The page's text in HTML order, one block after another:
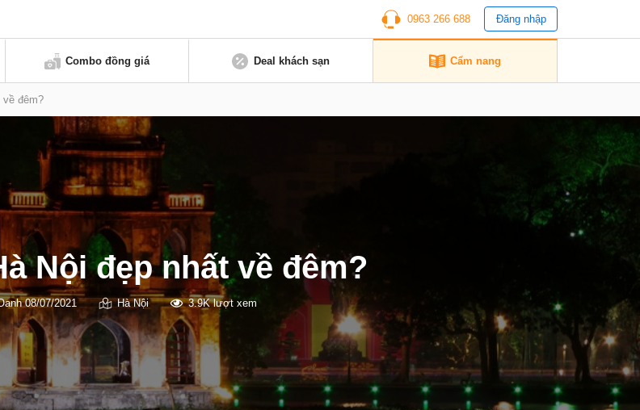
0963 266 688 Đăng nhập
Combo đồng giá Deal khách sạn Cẩm nang
về đêm?
Nội đẹp nhất về đêm?
08/07/2021 Hà Nội 3.9K lượt xem